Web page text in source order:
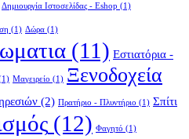
Δημιουργία Ιστοσελίδας - Eshop (1)
(1) Δώρα (1)
(11) Εστιατόρια -
Μαγειρείο (1) Ξενοδοχεία
(2) Πρατήριο - Πλυντήριο (1) Σπίτι
(12) Φαγητό (1)